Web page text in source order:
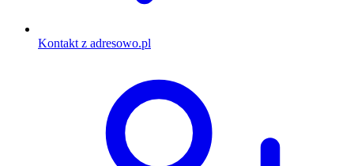
Kontakt z adresowo.pl